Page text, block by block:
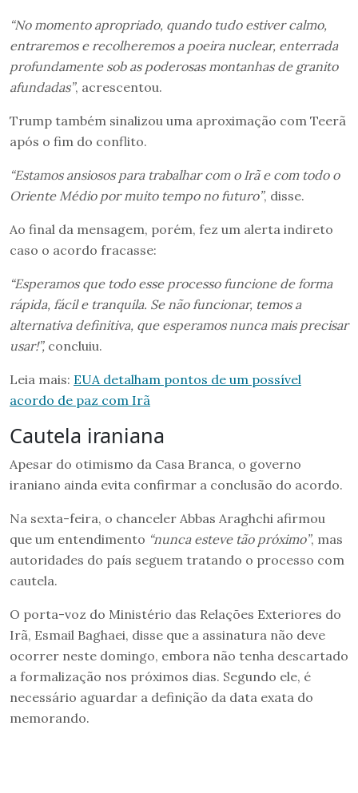
“No momento apropriado, quando tudo estiver calmo,
entraremos e recolheremos a poeira nuclear, enterrada
profundamente sob as poderosas montanhas de granito
afundadas”, acrescentou.
Trump também sinalizou uma aproximação com Teerã
após o fim do conflito.
“Estamos ansiosos para trabalhar com o Irã e com todo o
Oriente Médio por muito tempo no futuro”, disse.
Ao final da mensagem, porém, fez um alerta indireto
caso o acordo fracasse:
“Esperamos que todo esse processo funcione de forma
rápida, fácil e tranquila. Se não funcionar, temos a
alternativa definitiva, que esperamos nunca mais precisar
usar!”, concluiu.
Leia mais: EUA detalham pontos de um possível
acordo de paz com Irã
Cautela iraniana
Apesar do otimismo da Casa Branca, o governo
iraniano ainda evita confirmar a conclusão do acordo.
Na sexta-feira, o chanceler Abbas Araghchi afirmou
que um entendimento “nunca esteve tão próximo”, mas
autoridades do país seguem tratando o processo com
cautela.
O porta-voz do Ministério das Relações Exteriores do
Irã, Esmail Baghaei, disse que a assinatura não deve
ocorrer neste domingo, embora não tenha descartado
a formalização nos próximos dias. Segundo ele, é
necessário aguardar a definição da data exata do
memorando.